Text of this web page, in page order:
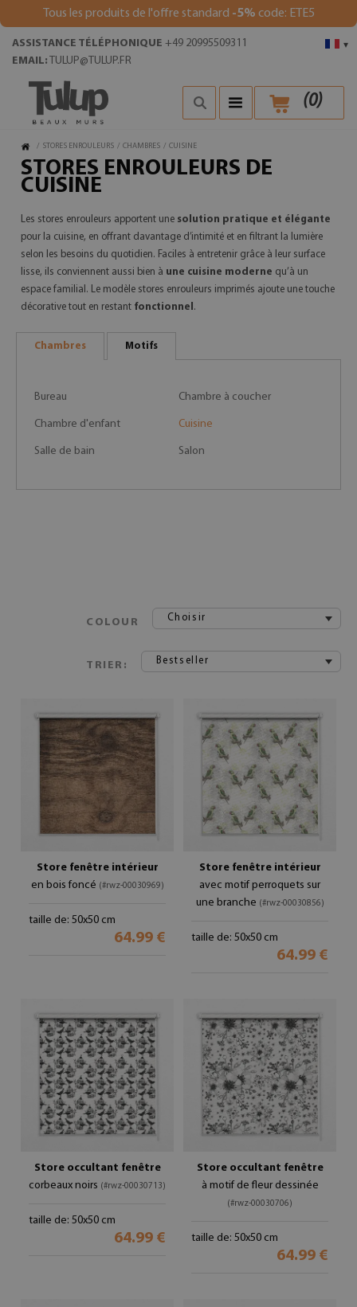
Tous les produits de l'offre standard -5% code: ETE5
▾
ASSISTANCE TÉLÉPHONIQUE +49 20995509311
EMAIL: TULUP@TULUP.FR
(0)
/ STORES ENROULEURS / CHAMBRES / CUISINE
STORES ENROULEURS DE
CUISINE
Les stores enrouleurs apportent une solution pratique et élégante
pour la cuisine, en offrant davantage d’intimité et en filtrant la lumière
selon les besoins du quotidien. Faciles à entretenir grâce à leur surface
lisse, ils conviennent aussi bien à une cuisine moderne qu’à un
espace familial. Le modèle stores enrouleurs imprimés ajoute une touche
décorative tout en restant fonctionnel .
Chambres Motifs
Bureau Chambre à coucher
Chambre d'enfant Cuisine
Salle de bain Salon
COLOUR Choisir
TRIER: Bestseller
Store fenêtre intérieur
en bois foncé (#rwz-00030969)
taille de: 50x50 cm
64.99 €
Store fenêtre intérieur
avec motif perroquets sur
une branche (#rwz-00030856)
taille de: 50x50 cm
64.99 €
Store occultant fenêtre
corbeaux noirs (#rwz-00030713)
taille de: 50x50 cm
64.99 €
Store occultant fenêtre
à motif de fleur dessinée
(#rwz-00030706)
taille de: 50x50 cm
64.99 €